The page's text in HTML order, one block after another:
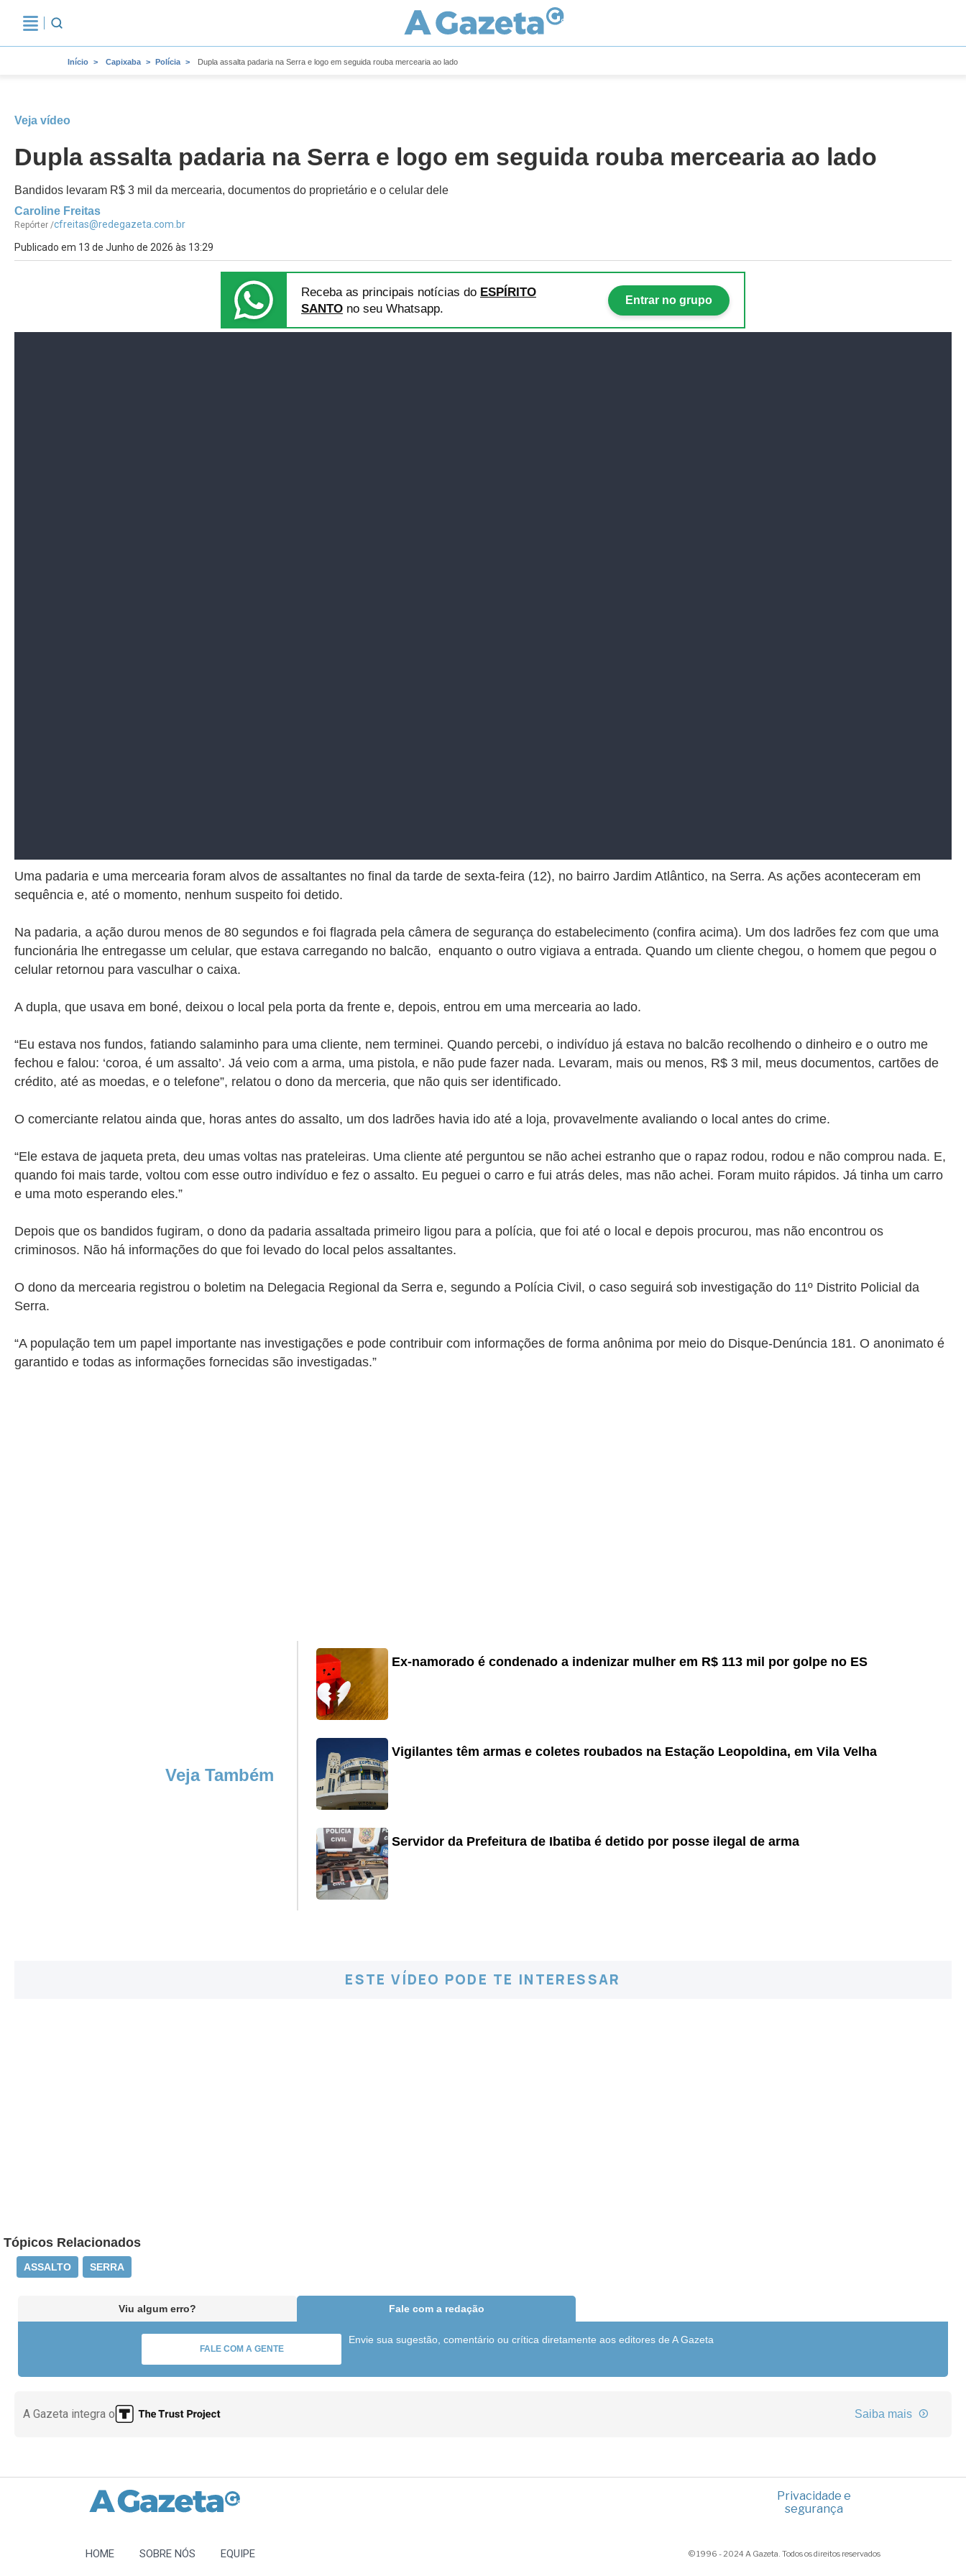
Início Capixaba Polícia Dupla assalta padaria na Serra e logo em seguida rouba mercearia ao lado
Veja vídeo
Dupla assalta padaria na Serra e logo em seguida rouba mercearia ao lado
Bandidos levaram R$ 3 mil da mercearia, documentos do proprietário e o celular dele
Caroline Freitas
Repórter /cfreitas@redegazeta.com.br
Publicado em 13 de Junho de 2026 às 13:29
Receba as principais notícias do ESPÍRITO
SANTO no seu Whatsapp.
Entrar no grupo
Uma padaria e uma mercearia foram alvos de assaltantes no final da tarde de sexta-feira (12), no bairro Jardim Atlântico, na Serra. As ações aconteceram em
sequência e, até o momento, nenhum suspeito foi detido.
Na padaria, a ação durou menos de 80 segundos e foi flagrada pela câmera de segurança do estabelecimento (confira acima). Um dos ladrões fez com que uma
funcionária lhe entregasse um celular, que estava carregando no balcão, enquanto o outro vigiava a entrada. Quando um cliente chegou, o homem que pegou o
celular retornou para vasculhar o caixa.
A dupla, que usava em boné, deixou o local pela porta da frente e, depois, entrou em uma mercearia ao lado.
“Eu estava nos fundos, fatiando salaminho para uma cliente, nem terminei. Quando percebi, o indivíduo já estava no balcão recolhendo o dinheiro e o outro me
fechou e falou: ‘coroa, é um assalto’. Já veio com a arma, uma pistola, e não pude fazer nada. Levaram, mais ou menos, R$ 3 mil, meus documentos, cartões de
crédito, até as moedas, e o telefone”, relatou o dono da merceria, que não quis ser identificado.
O comerciante relatou ainda que, horas antes do assalto, um dos ladrões havia ido até a loja, provavelmente avaliando o local antes do crime.
“Ele estava de jaqueta preta, deu umas voltas nas prateleiras. Uma cliente até perguntou se não achei estranho que o rapaz rodou, rodou e não comprou nada. E,
quando foi mais tarde, voltou com esse outro indivíduo e fez o assalto. Eu peguei o carro e fui atrás deles, mas não achei. Foram muito rápidos. Já tinha um carro
e uma moto esperando eles.”
Depois que os bandidos fugiram, o dono da padaria assaltada primeiro ligou para a polícia, que foi até o local e depois procurou, mas não encontrou os
criminosos. Não há informações do que foi levado do local pelos assaltantes.
O dono da mercearia registrou o boletim na Delegacia Regional da Serra e, segundo a Polícia Civil, o caso seguirá sob investigação do 11º Distrito Policial da
Serra.
“A população tem um papel importante nas investigações e pode contribuir com informações de forma anônima por meio do Disque-Denúncia 181. O anonimato é
garantido e todas as informações fornecidas são investigadas.”
Veja Também
Ex-namorado é condenado a indenizar mulher em R$ 113 mil por golpe no ES
Vigilantes têm armas e coletes roubados na Estação Leopoldina, em Vila Velha
Servidor da Prefeitura de Ibatiba é detido por posse ilegal de arma
ESTE VÍDEO PODE TE INTERESSAR
Tópicos Relacionados
ASSALTO SERRA
Viu algum erro? Fale com a redação
FALE COM A GENTE
Envie sua sugestão, comentário ou crítica diretamente aos editores de A Gazeta
A Gazeta integra o Saiba mais
Privacidade e
segurança
HOME SOBRE NÓS EQUIPE © 1996 - 2024 A Gazeta. Todos os direitos reservados